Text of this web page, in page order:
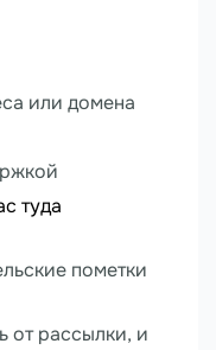
или домена
туда
пометки
от рассылки, и